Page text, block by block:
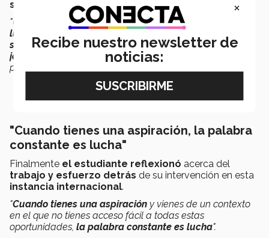
sur y norte globalen materiaambiental
"Una vez que ya tienes esta intervención,
luchaste por representar a tu comunidad y a tu país,
sino que ahora tienes que luchar por representar a los
jóvenes y a los niños del mundo, tienes que defender tu
posición",
"Cuando tienes una aspiración, la palabra
constante es lucha"
Finalmente el estudiante reflexionó acerca del
trabajo y esfuerzo detrás de su intervención en esta
instancia internacional.
"Cuando tienes una aspiración y vienes de un contexto
en el que no tienes acceso fácil a todas estas
oportunidades, la palabra constante es lucha".
×
Recibe nuestro newsletter de
noticias: